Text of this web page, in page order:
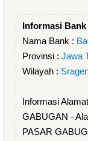
Informasi Bank
Nama Bank :
Provinsi : Jawa
Wilayah :
Informasi
GABUGAN -
PASAR